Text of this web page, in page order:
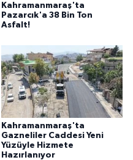
Kahramanmaraş'ta
Pazarcık'a 38 Bin Ton
Asfalt!
Kahramanmaraş'ta
Gazneliler Caddesi Yeni
Yüzüyle Hizmete
Hazırlanıyor